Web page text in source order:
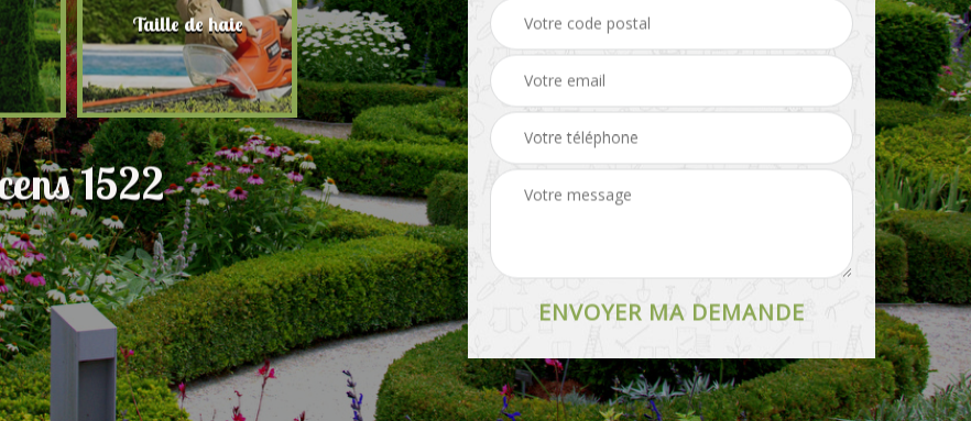
Taille de haie Abattage d'arbres Tonte et réfection de
pelouse Pose de clôture
1522